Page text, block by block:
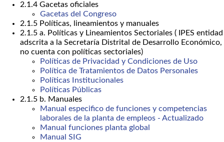
2.1.4 Gacetas oficiales
Gacetas del Congreso
2.1.5 Políticas, lineamientos y manuales
2.1.5 a. Políticas y Lineamientos Sectoriales ( IPES entidad
adscrita a la Secretaría Distrital de Desarrollo Económico,
no cuenta con políticas sectoriales)
Políticas de Privacidad y Condiciones de Uso
Política de Tratamientos de Datos Personales
Políticas Institucionales
Políticas Públicas
2.1.5 b. Manuales
Manual especifico de funciones y competencias
laborales de la planta de empleos - Actualizado
Manual funciones planta global
Manual SIG